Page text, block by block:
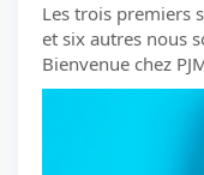
Les trois premiers
et six autres nous
Bienvenue chez